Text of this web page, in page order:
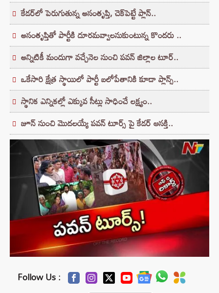
కేడర్‌లో పెరుగుతున్న అసంతృప్తి, చెక్‌పెట్టే ప్లాన్‌..
అసంతృప్తితో పార్టీకి దూరమవ్వాలనుకుంటున్న కొందరు ..
అన్నిటికీ మందుగా వచ్చేనెల నుంచి పవన్‌ జిల్లాల టూర్‌..
ఒకేసారి క్షేత్ర స్థాయిలో పార్టీ బలోపేతానికి కూడా ప్లాన్స్‌..
స్థానిక ఎన్నికల్లో ఎక్కువ సీట్లు సాధించే లక్ష్యం..
జూన్‌ నుంచి మొదలయ్యే పవన్‌ టూర్స్‌ పై కేడర్‌ ఆసక్తి..
Follow Us :